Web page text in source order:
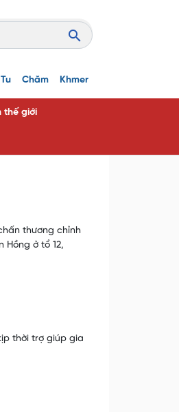
Chăm Khmer
thế giới
thương chỉnh
ở tổ 12,
thời trợ giúp gia